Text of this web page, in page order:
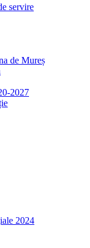
servire
de Mureș
2027
2024